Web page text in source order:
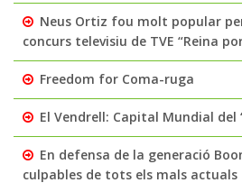
Neus Ortiz fou molt popular
concurs televisiu de TVE “Reina
Freedom for Coma-ruga
El Vendrell: Capital Mundial del
En defensa de la generació
culpables de tots els mals actuals